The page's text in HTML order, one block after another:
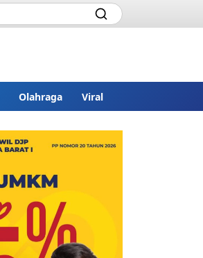
Olahraga Viral